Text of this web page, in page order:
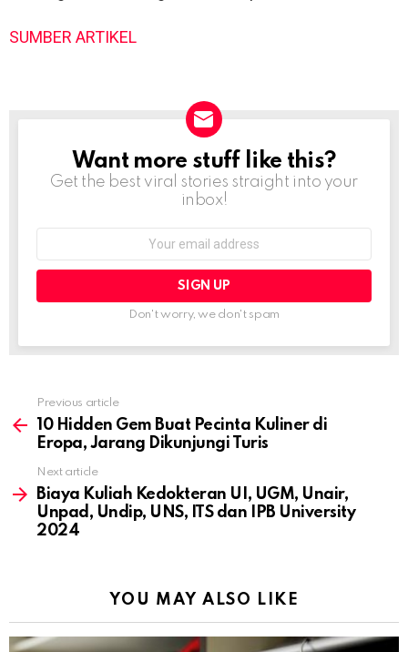
SUMBER ARTIKEL
NEWSLETTER
Want more stuff like this?
Get the best viral stories straight into your
inbox!
Don't worry, we don't spam
more
Previous article
10 Hidden Gem Buat Pecinta Kuliner di
Eropa, Jarang Dikunjungi Turis
Next article
Biaya Kuliah Kedokteran UI, UGM, Unair,
Unpad, Undip, UNS, ITS dan IPB University
2024
YOU MAY ALSO LIKE